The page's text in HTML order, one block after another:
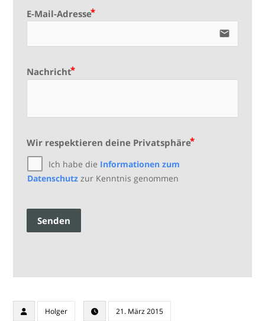
E-Mail-Adresse
email
Nachricht
Wir respektieren deine Privatsphäre
Ich habe die Informationen zum
Datenschutzzur Kenntnis genommen
Senden
Holger 21. März 2015